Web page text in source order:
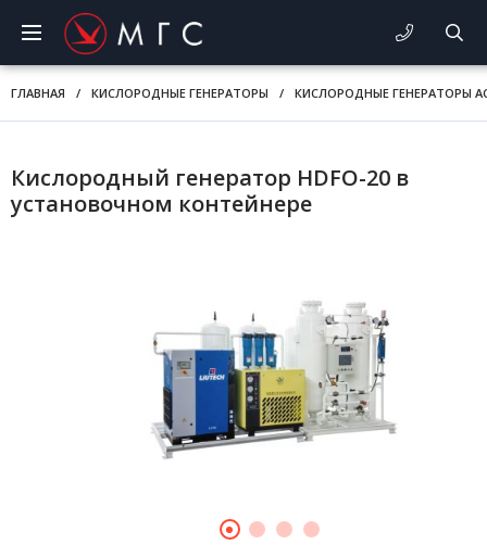
ГЛАВНАЯ / КИСЛОРОДНЫЕ ГЕНЕРАТОРЫ / КИСЛОРОДНЫЕ ГЕНЕРАТОРЫ
Кислородный генератор HDFO-20 в
установочном контейнере